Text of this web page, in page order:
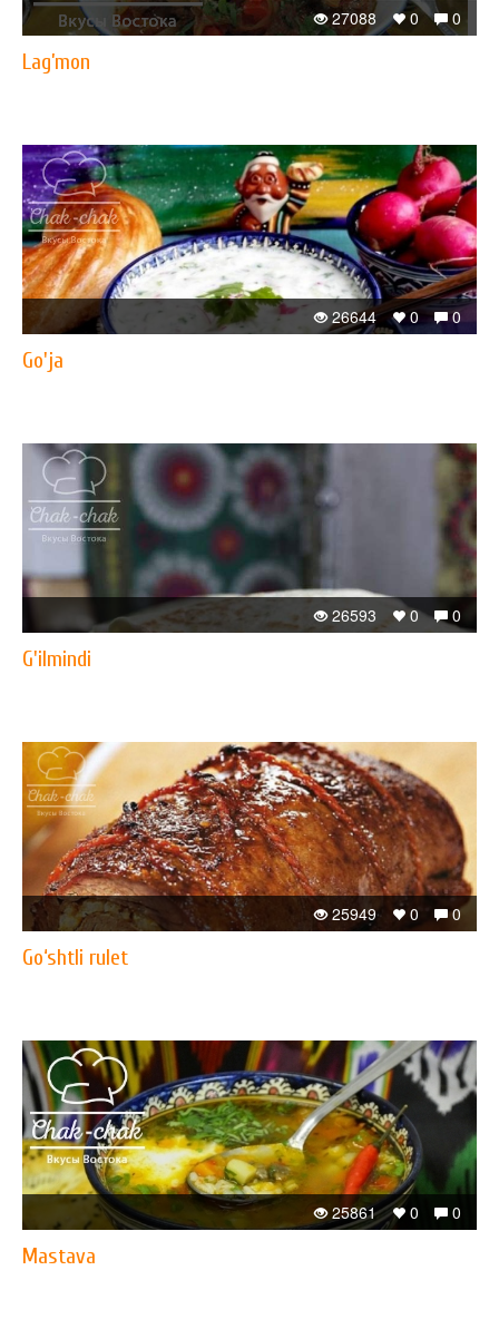
0
0
27088
Lag’mon
0
0
26644
Go'ja
0
0
26593
G'ilmindi
0
0
25949
Go‘shtli rulet
0
0
25861
Mastava